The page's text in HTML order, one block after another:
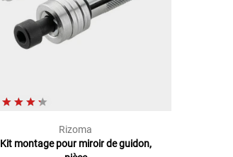
Rizoma
Kit montage pour miroir de guidon,